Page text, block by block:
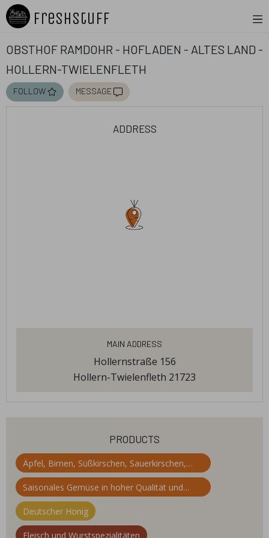
Freshstuff
Obsthof Ramdohr - Hofladen - Altes Land -
Hollern-Twielenfleth
follow message
address
Main Address
Hollernstraße 156
Hollern-Twielenfleth 21723
products
Äpfel, Birnen, Süßkirschen, Sauerkirschen,
Pflaumen, Zwetschen
Saisonales Gemüse in hoher Qualität und
Frische
Deutscher Honig
Fleisch und Wurstspezialitäten